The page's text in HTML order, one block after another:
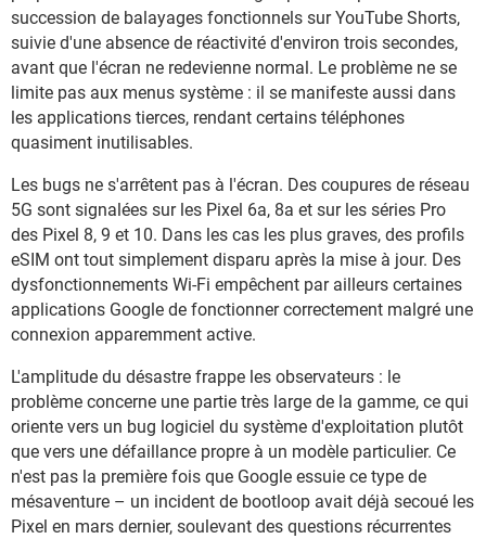
succession de balayages fonctionnels sur YouTube Shorts,
suivie d'une absence de réactivité d'environ trois secondes,
avant que l'écran ne redevienne normal. Le problème ne se
limite pas aux menus système : il se manifeste aussi dans
les applications tierces, rendant certains téléphones
quasiment inutilisables.
Les bugs ne s'arrêtent pas à l'écran. Des coupures de réseau
5G sont signalées sur les Pixel 6a, 8a et sur les séries Pro
des Pixel 8, 9 et 10. Dans les cas les plus graves, des profils
eSIM ont tout simplement disparu après la mise à jour. Des
dysfonctionnements Wi-Fi empêchent par ailleurs certaines
applications Google de fonctionner correctement malgré une
connexion apparemment active.
L'amplitude du désastre frappe les observateurs : le
problème concerne une partie très large de la gamme, ce qui
oriente vers un bug logiciel du système d'exploitation plutôt
que vers une défaillance propre à un modèle particulier. Ce
n'est pas la première fois que Google essuie ce type de
mésaventure – un incident de bootloop avait déjà secoué les
Pixel en mars dernier, soulevant des questions récurrentes